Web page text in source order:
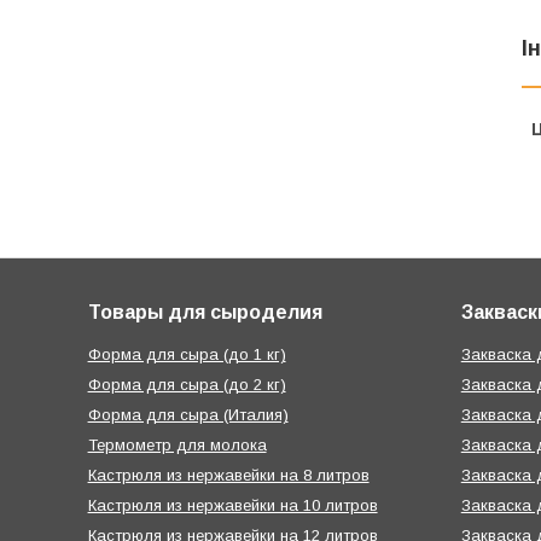
Товары для сыроделия
Форма для сыра (до 1 кг)
Форма для сыра (до 2 кг)
Форма для сыра (Италия)
Термометр для молока
Кастрюля из нержавейки на 8 литров
Кастрюля из нержавейки на 10 литров
Кастрюля из нержавейки на 12 литров
Закваска
Закваска
Закваска
Закваска
Закваска
Закваска
Закваска